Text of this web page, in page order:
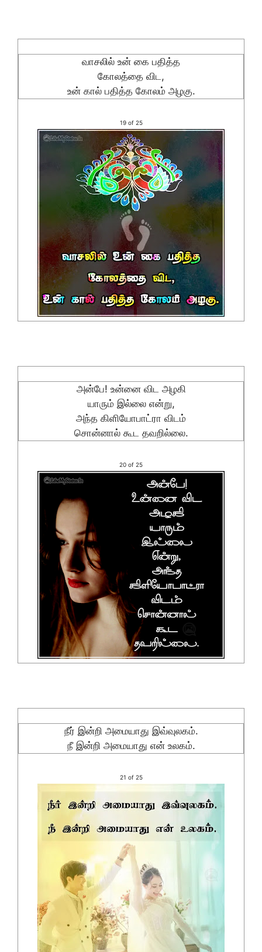
வாசலில் உன் கை பதித்த
கோலத்தை விட,
உன் கால் பதித்த கோலம் அழகு.
19 of 25
அன்பே! உன்னை விட அழகி
யாரும் இல்லை என்று,
அந்த கிளியோபாட்ரா விடம்
சொன்னால் கூட தவறில்லை.
20 of 25
நீர் இன்றி அமையாது இவ்வுலகம்.
நீ இன்றி அமையாது என் உலகம்.
21 of 25